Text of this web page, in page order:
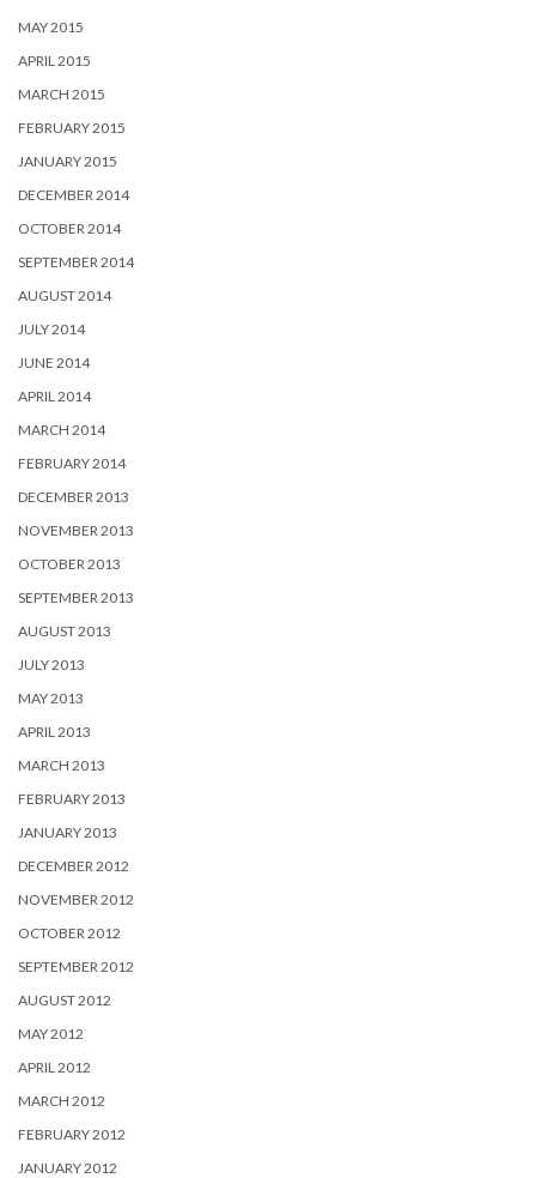
MAY 2015
APRIL 2015
MARCH 2015
FEBRUARY 2015
JANUARY 2015
DECEMBER 2014
OCTOBER 2014
SEPTEMBER 2014
AUGUST 2014
JULY 2014
JUNE 2014
APRIL 2014
MARCH 2014
FEBRUARY 2014
DECEMBER 2013
NOVEMBER 2013
OCTOBER 2013
SEPTEMBER 2013
AUGUST 2013
JULY 2013
MAY 2013
APRIL 2013
MARCH 2013
FEBRUARY 2013
JANUARY 2013
DECEMBER 2012
NOVEMBER 2012
OCTOBER 2012
SEPTEMBER 2012
AUGUST 2012
MAY 2012
APRIL 2012
MARCH 2012
FEBRUARY 2012
JANUARY 2012